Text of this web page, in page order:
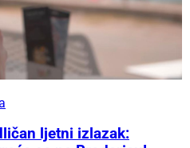
ljetni izlazak: